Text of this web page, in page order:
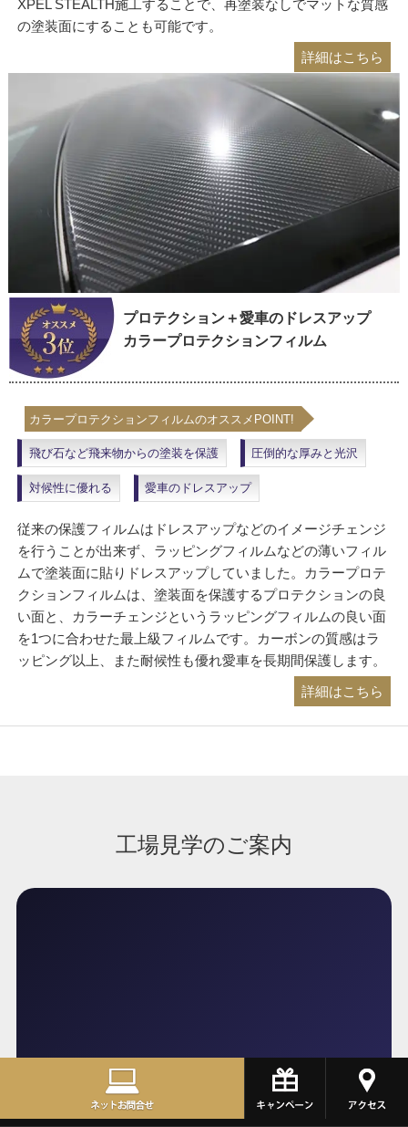
プロテクション＋愛車のドレスアップ
カラープロテクションフィルム
カラープロテクションフィルムのオススメPOINT!
飛び石など飛来物からの塗装を保護
対候性に優れる 愛車のドレスアップ
従来の保護フィルムはドレスアップなどのイメージチェンジ
を行うことが出来ず、ラッピングフィルムなどの薄いフィル
ムで塗装面に貼りドレスアップしていました。カラープロテ
クションフィルムは、塗装面を保護するプロテクションの良
い面と、カラーチェンジというラッピングフィルムの良い面
を1つに合わせた最上級フィルムです。カーボンの質感はラ
詳細はこちら
お客様の目で、働くスタッフやお店の雰囲気、設備
をご覧になりませんか？